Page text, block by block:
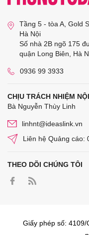
Tầng 5 - tòa A, Gold
Hà Nội
Số nhà 2B ngõ 175
quận Long Biên, Hà
0936 99 3933
CHỊU TRÁCH NHIỆM
Bà Nguyễn Thùy Linh
linhnt@ideaslink.vn
Liên hệ Quảng cáo:
THEO DÕI CHÚNG TÔI
Giấy phép số: